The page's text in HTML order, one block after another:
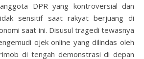
DPR yang kontroversial dan
sensitif saat rakyat berjuang di
saat ini. Disusul tragedi tewasnya
ojek online yang dilindas oleh
di tengah demonstrasi di depan